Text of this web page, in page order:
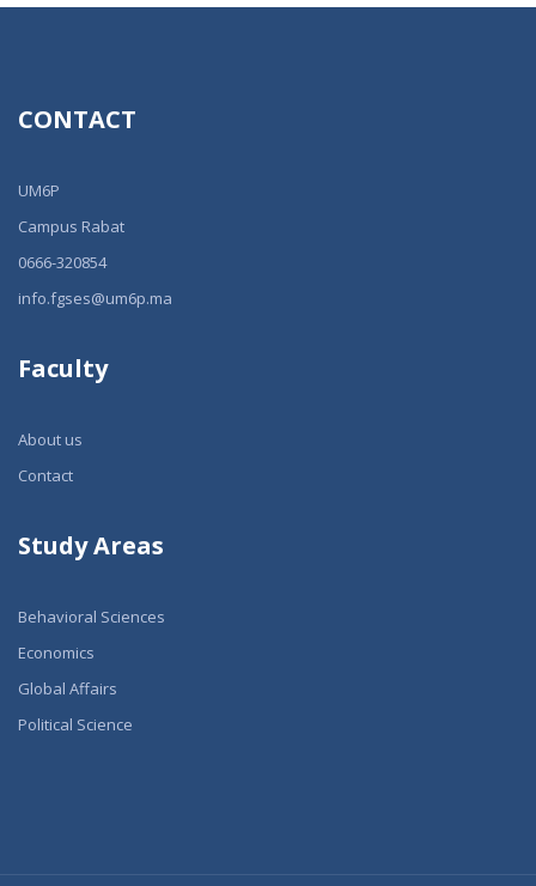
CONTACT
UM6P
Campus Rabat
0666-320854
info.fgses@um6p.ma
Faculty
About us
Contact
Study Areas
Behavioral Sciences
Economics
Global Affairs
Political Science